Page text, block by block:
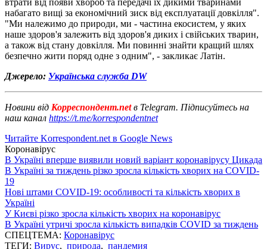
набагато вищі за економічний зиск від експлуатації довкілля".
"Ми належимо до природи, ми - частина екосистем, у яких
наше здоров'я залежить від здоров'я диких і свійських тварин,
а також від стану довкілля. Ми повинні знайти кращий шлях
безпечно жити поряд одне з одним", - закликає Латін.
Джерело: Українська служба DW
Новини від Корреспондент.netв Telegram. Підписуйтесь на
наш канал https://t.me/korrespondentnet
Читайте Korrespondent.net в Google News
Коронавірус
В Україні вперше виявили новий варіант коронавірусу Цикада
В Україні за тиждень різко зросла кількість хворих на COVID-
19
Нові штами COVID-19: особливості та кількість хворих в
Україні
У Києві різко зросла кількість хворих на коронавірус
В Україні утричі зросла кількість випадків COVID за тиждень
СПЕЦТЕМА: Коронавірус
ТЕГИ: Вирус, природа, пандемия